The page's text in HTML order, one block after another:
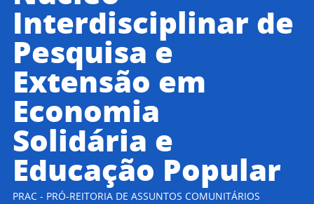
Acesso à informação
Legislação
Interdisciplinar de
Pesquisa e
Extensão em
Economia
Solidária e
Educação Popular
PRAC - PRÓ-REITORIA DE ASSUNTOS COMUNITÁRIOS